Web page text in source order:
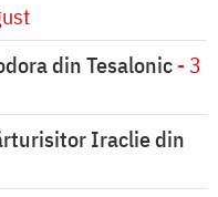
din Tesalonic- 3
Iraclie din